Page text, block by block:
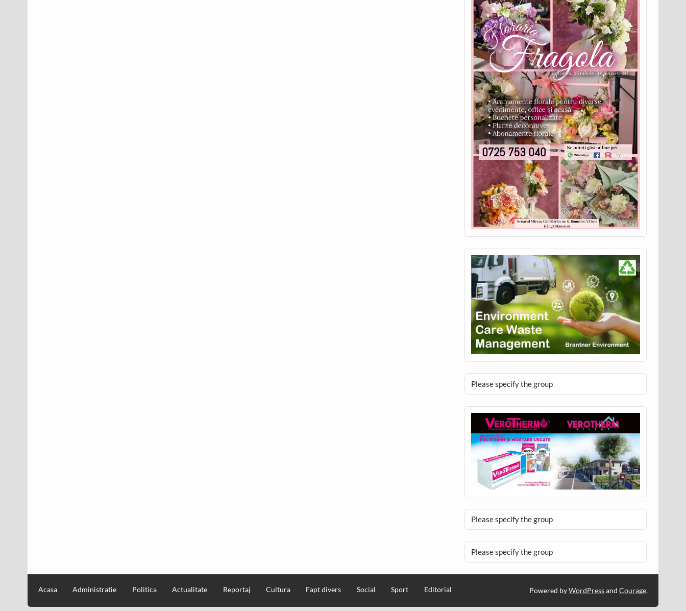
Please specify the group
Please specify the group
Please specify the group
Acasa Administratie Politica Actualitate Reportaj Cultura Fapt divers Social Sport Editorial Powered byWordPressand Courage.